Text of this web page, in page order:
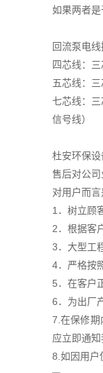
如果两者
回流泵电
四芯线：
五芯线：
七芯线：
信号线）
杜安环保
售后对公
对用户而
1．树立顾
2．根据客
3．大型工
4．严格按
5．在客户
6．为出厂
7.在保修期
应立即通
8.如因用户